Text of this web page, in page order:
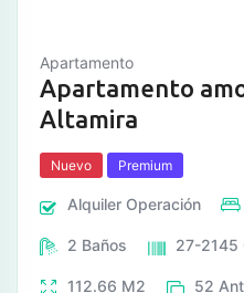
Apartamento
Apartamento
Altamira
Nuevo Premium
Alquiler Operación
2 Baños 27-2145
112.66 M2 52